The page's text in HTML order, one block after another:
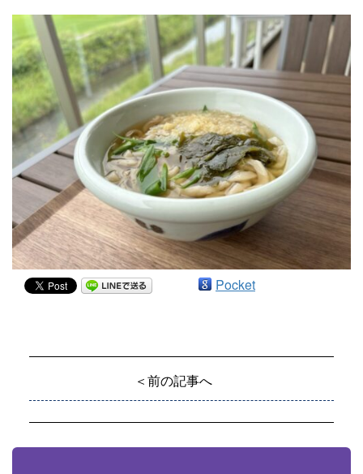
Pocket
＜前の記事へ